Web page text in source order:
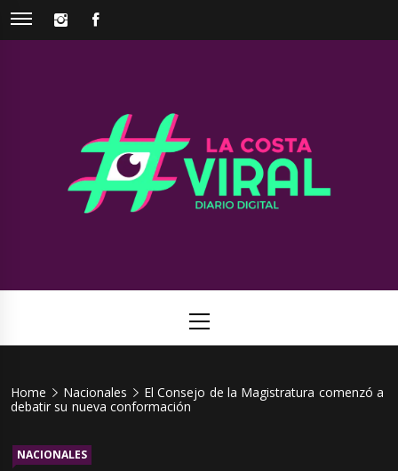
Skip
INSTAGRAM
Viral
Menu
Home Nacionales
El Consejo de la Magistratura comenzó a
debatir su nueva conformación
NACIONALES